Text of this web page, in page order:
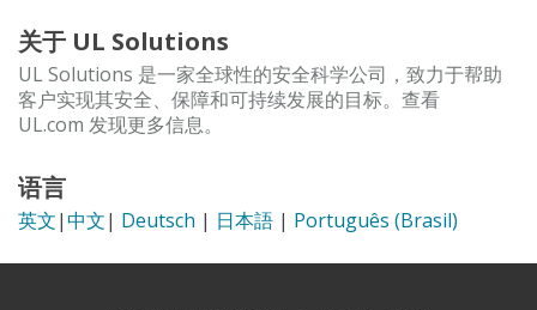
关于 UL Solutions
UL Solutions 是一家全球性的安全科学公司，致力于帮助
客户实现其安全、保障和可持续发展的目标。查看
UL.com 发现更多信息。
语言
英文|中文| Deutsch | 日本語 | Português (Brasil)